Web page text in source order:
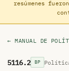
resúmenes
← MANUAL DE
5116.2 BP